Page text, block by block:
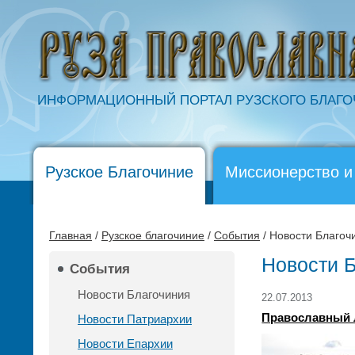
ИНФОРМАЦИОННЫЙ ПОРТАЛ РУЗСКОГО
Рузское Благочиние Миссионерство
Главная / Рузское благочиние / События / Новости
События
Новости Благочиния
Новости Патриархии
Новости Епархии
Новости
22.07.2013
Православный